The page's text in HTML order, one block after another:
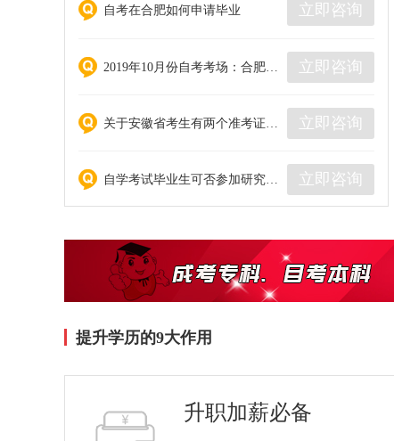
自考在合肥如何申请毕业 立即咨询
2019年10月份自考考场：合肥市五十中学（蜀外校区）和天鹅湖校区一样吗？合肥市五十中学（蜀外校区）在哪？ 立即咨询
关于安徽省考生有两个准考证下合格成绩申请毕业的流程 立即咨询
自学考试毕业生可否参加研究生入学考试、国家公务员等考试？ 立即咨询
提升学历的9大作用
升职加薪必备